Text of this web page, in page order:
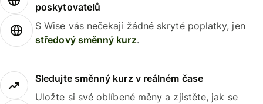
poskytovatelů
S Wise vás nečekají žádné skryté poplatky, jen
středový směnný kurz.
Sledujte směnný kurz v reálném čase
Uložte si své oblíbené měny a zjistěte, jak se